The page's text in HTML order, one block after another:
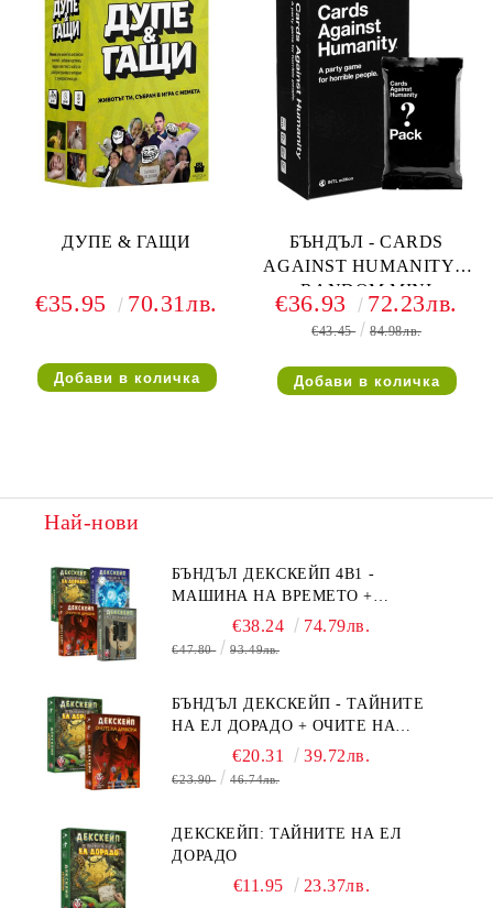
ДУПЕ & ГАЩИ
€35.95 70.31лв.
БЪНДЪЛ - CARDS
AGAINST HUMANITY +
RANDOM MINI
EXPANSION
€36.93 72.23лв.
€43.45 84.98лв.
Най-нови
БЪНДЪЛ ДЕКСКЕЙП 4В1 -
МАШИНА НА ВРЕМЕТО +
БЯГСТВО ОТ АЛКАТРАЗ +
ТАЙНИТЕ НА ЕЛ ДОРАДО +
€38.24 74.79лв.
€47.80 93.49лв.
БЪНДЪЛ ДЕКСКЕЙП - ТАЙНИТЕ
НА ЕЛ ДОРАДО + ОЧИТЕ НА
ДРАКОНА€20.31 39.72лв.
€23.90 46.74лв.
ДЕКСКЕЙП: ТАЙНИТЕ НА ЕЛ
ДОРАДО
€11.95 23.37лв.